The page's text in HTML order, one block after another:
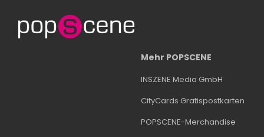
Mehr POPSCENE
INSZENE Media GmbH
CityCards Gratispostkarten
POPSCENE-Merchandise